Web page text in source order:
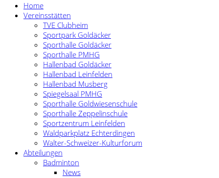
Home
Vereinsstätten
TVE Clubheim
Sportpark Goldäcker
Sporthalle Goldäcker
Sporthalle PMHG
Hallenbad Goldäcker
Hallenbad Leinfelden
Hallenbad Musberg
Spiegelsaal PMHG
Sporthalle Goldwiesenschule
Sporthalle Zeppelinschule
Sportzentrum Leinfelden
Waldparkplatz Echterdingen
Walter-Schweizer-Kulturforum
Abteilungen
Badminton
News